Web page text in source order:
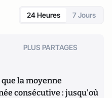
24 Heures 7 Jours
PLUS PARTAGES
la moyenne
consécutive : jusqu'où